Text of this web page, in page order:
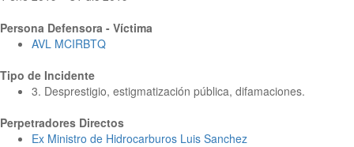
Persona Defensora - Víctima
AVL MCIRBTQ
Tipo de Incidente
3. Desprestigio, estigmatización pública, difamaciones.
Perpetradores Directos
Ex Ministro de Hidrocarburos Luis Sanchez